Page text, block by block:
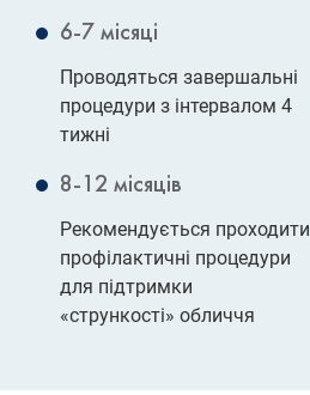
6-7 місяці
Проводяться завершальні
процедури з інтервалом 4
тижні
8-12 місяців
Рекомендується проходити
профілактичні процедури
для підтримки
«стрункості» обличчя